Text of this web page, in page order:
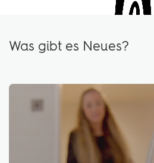
Was gibt es Neues?